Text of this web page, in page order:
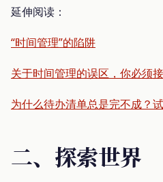
延伸阅读：
“时间管理”的陷阱
关于时间管理的误区，你必须
为什么待办清单总是完不成？
二、探索世界